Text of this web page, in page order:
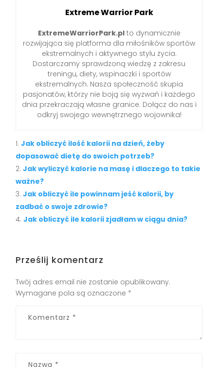
Extreme Warrior Park
ExtremeWarriorPark.plto dynamicznie
rozwijająca się platforma dla miłośników sportów
ekstremalnych i aktywnego stylu życia.
Dostarczamy sprawdzoną wiedzę z zakresu
treningu, diety, wspinaczki i sportów
ekstremalnych. Nasza społeczność skupia
pasjonatów, którzy nie boją się wyzwań i każdego
dnia przekraczają własne granice. Dołącz do nas i
odkryj swojego wewnętrznego wojownika!
Jak obliczyć ilość kalorii na dzień, żeby
dopasować dietę do swoich potrzeb?
Jak wyliczyć kalorie na masę i dlaczego to takie
ważne?
Jak obliczyć ile powinnam jeść kalorii, by
zadbać o swoje zdrowie?
Jak obliczyć ile kalorii zjadłam w ciągu dnia?
Prześlij komentarz
Twój adres email nie zostanie opublikowany.
Wymagane pola są oznaczone *